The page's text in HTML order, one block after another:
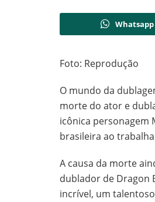
Whatsapp
Foto: Reprodução
O mundo da
morte do ator e
icônica personagem
brasileira ao
A causa da morte
dublador de Dragon
incrível, um